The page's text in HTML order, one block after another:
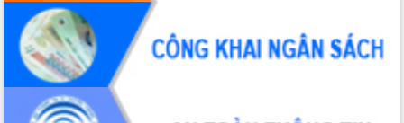
Bệnh án điện tử thúc đẩy chuyển đổi
số y tế tại Đắk Lắk
Chuyển đổi số thư viện: Mở rộng
không gian tri thức trong thời đại số
Đánh giá, rút kinh nghiệm công tác tổ
chức diễn tập trước ngày bầu cử